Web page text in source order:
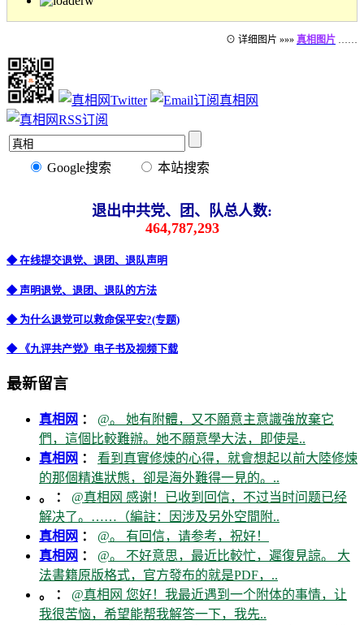
⊙ 详细图片 »»» 真相图片 ……
Google搜索 本站搜索
退出中共党、团、队总人数:
464,787,293
◆ 在线提交退党、退团、退队声明
◆ 声明退党、退团、退队的方法
◆ 为什么退党可以救命保平安?(专题)
◆ 《九评共产党》电子书及视频下载
最新留言
真相网 ： @。 她有附體，又不願意主意識強放棄它
們，這個比較難辦。她不願意學大法，即使是..
真相网 ： 看到真實修煉的心得，就會想起以前大陸修煉
的那個精進狀態，卻是海外難得一見的。..
。 ： @真相网 感谢！已收到回信，不过当时问题已经
解决了。……（編註：因涉及另外空間附..
真相网 ： @。 有回信，请参考，祝好！
真相网 ： @。 不好意思，最近比較忙，遲復見諒。 大
法書籍原版格式，官方發布的就是PDF，..
。 ： @真相网 您好！我最近遇到一个附体的事情，让
我很苦恼，希望能帮我解答一下，我先..